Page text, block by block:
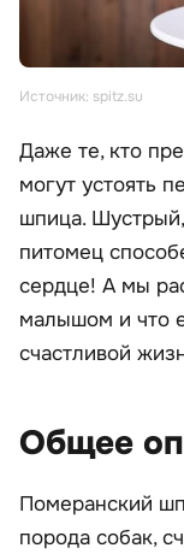
Источник: spitz.su
Даже те, кто
могут устоять
шпица.
питомец
сердце! А мы
малышом и что
счастливой
Общее
Померанский
порода собак,